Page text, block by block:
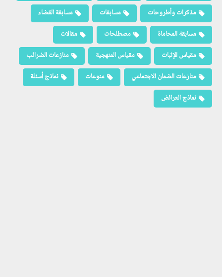
مذكرات وأطروحات
مسابقات
مسابقة القضاء
مسابقة المحاماة
مصطلحات
مقالات
مقياس الإثبات
مقياس المنهجية
منازعات الضرائب
منازعات الضمان الاجتماعي
منوعات
نماذج أسئلة
نماذج العرائض